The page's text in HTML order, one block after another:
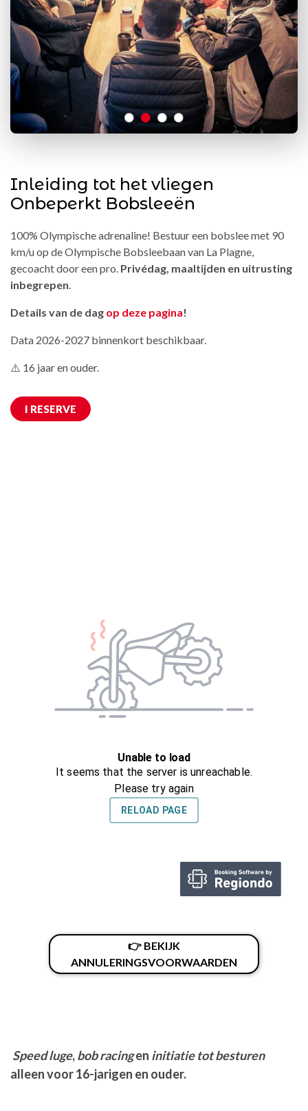
Inleiding tot het vliegen
Onbeperkt Bobsleeën
100% Olympische adrenaline! Bestuur een bobslee met 90
km/u op de Olympische Bobsleebaan van La Plagne,
gecoacht door een pro. Privédag, maaltijden en uitrusting
inbegrepen.
Details van de dag op deze pagina!
Data 2026-2027 binnenkort beschikbaar.
⚠️ 16 jaar en ouder.
I RESERVE
👉 BEKIJK
ANNULERINGSVOORWAARDEN
Speed luge,bob racingen initiatie tot besturen
alleen voor 16-jarigen en ouder.